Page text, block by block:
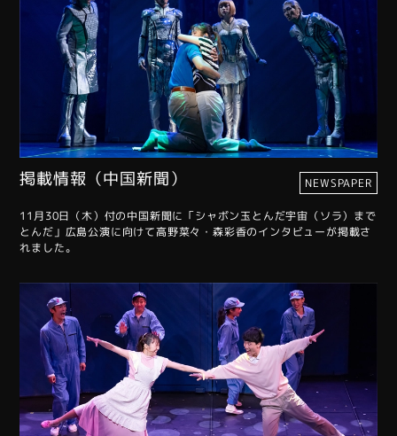
掲載情報（中国新聞） NEWSPAPER
11月30日（木）付の中国新聞に「シャボン玉とんだ宇宙（ソラ）まで
とんだ」広島公演に向けて高野菜々・森彩香のインタビューが掲載さ
れました。